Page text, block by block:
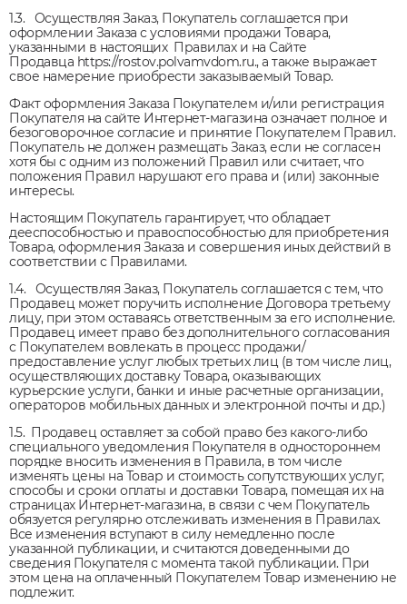
1.3. Осуществляя Заказ, Покупатель соглашается при
оформлении Заказа с условиями продажи Товара,
указанными в настоящих Правилах и на Сайте
Продавца https://rostov.polvamvdom.ru., а также выражает
свое намерение приобрести заказываемый Товар.
Факт оформления Заказа Покупателем и/или регистрация
Покупателя на сайте Интернет-магазина означает полное и
безоговорочное согласие и принятие Покупателем Правил.
Покупатель не должен размещать Заказ, если не согласен
хотя бы с одним из положений Правил или считает, что
положения Правил нарушают его права и (или) законные
интересы.
Настоящим Покупатель гарантирует, что обладает
дееспособностью и правоспособностью для приобретения
Товара, оформления Заказа и совершения иных действий в
соответствии с Правилами.
1.4. Осуществляя Заказ, Покупатель соглашается с тем, что
Продавец может поручить исполнение Договора третьему
лицу, при этом оставаясь ответственным за его исполнение.
Продавец имеет право без дополнительного согласования
с Покупателем вовлекать в процесс продажи/
предоставление услуг любых третьих лиц (в том числе лиц,
осуществляющих доставку Товара, оказывающих
курьерские услуги, банки и иные расчетные организации,
операторов мобильных данных и электронной почты и др.)
1.5. Продавец оставляет за собой право без какого-либо
специального уведомления Покупателя в одностороннем
порядке вносить изменения в Правила, в том числе
изменять цены на Товар и стоимость сопутствующих услуг,
способы и сроки оплаты и доставки Товара, помещая их на
страницах Интернет-магазина, в связи с чем Покупатель
обязуется регулярно отслеживать изменения в Правилах.
Все изменения вступают в силу немедленно после
указанной публикации, и считаются доведенными до
сведения Покупателя с момента такой публикации. При
этом цена на оплаченный Покупателем Товар изменению не
подлежит.